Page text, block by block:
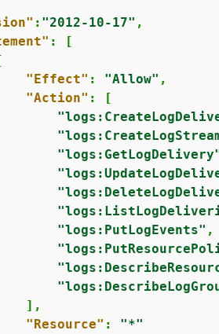
: "2012-10-17" ,
: [
"Effect" : "Allow" ,
"Action" : [
"logs:PutLogEvents" ,
],
"Resource" : "*"